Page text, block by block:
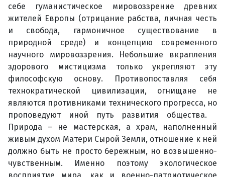
себе гуманистическое мировоззрение древних
жителей Европы (отрицание рабства, личная честь
и свобода, гармоничное существование в
природной среде) и концепцию современного
научного мировоззрения. Небольшие вкрапления
здорового мистицизма только укрепляют эту
философскую основу. Противопоставляя себя
технократической цивилизации, огнищане не
являются противниками технического прогресса, но
проповедуют иной путь развития общества.
Природа – не мастерская, а храм, наполненный
живым духом Матери Сырой Земли, отношение к ней
должно быть не просто бережным, но возвышенно-
чувственным. Именно поэтому экологическое